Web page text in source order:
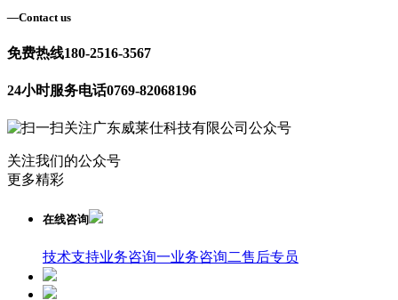
—Contact us
免费热线180-2516-3567
24小时服务电话0769-82068196
关注我们的公众号
更多精彩
在线咨询
技术支持业务咨询一业务咨询二售后专员